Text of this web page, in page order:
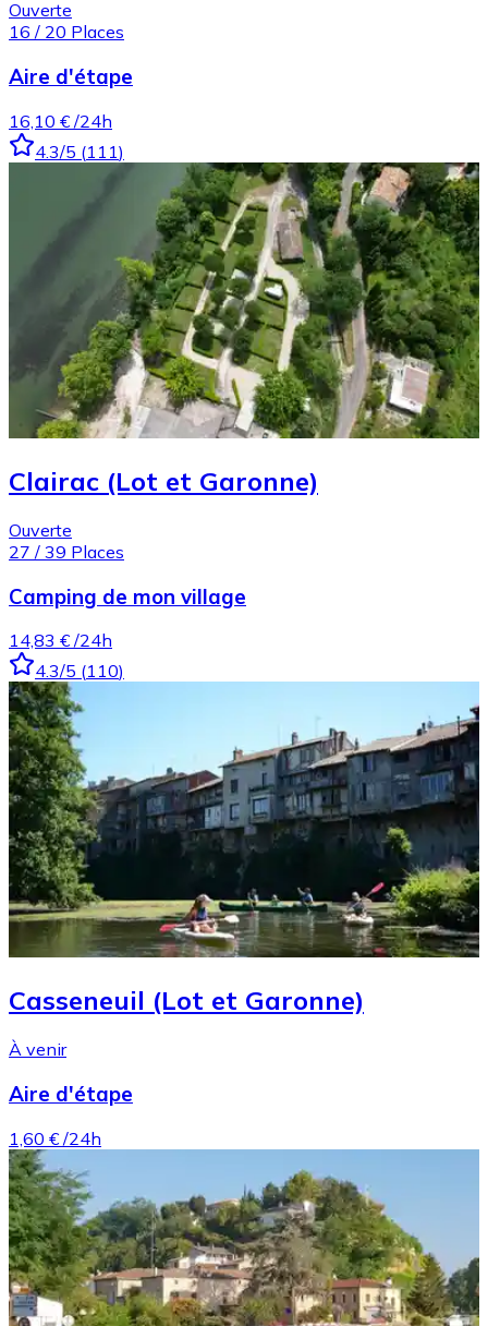
Ouverte
16 / 20 Places
Aire d'étape
16,10 € /24h
4.3/5 (111)
Clairac (Lot et Garonne)
Ouverte
27 / 39 Places
Camping de mon village
14,83 € /24h
4.3/5 (110)
Casseneuil (Lot et Garonne)
À venir
Aire d'étape
1,60 € /24h